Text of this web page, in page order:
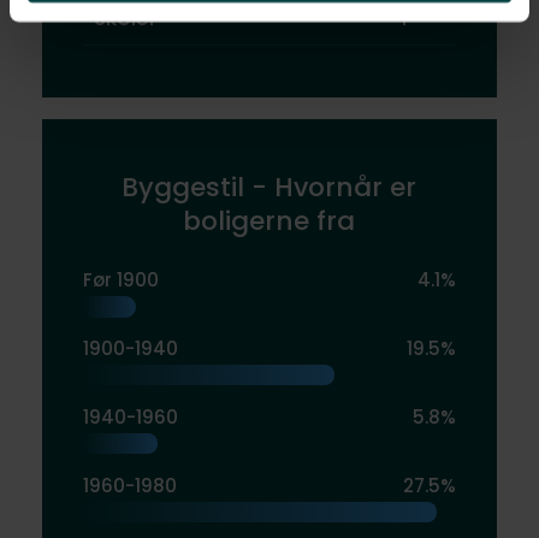
Skoler
1
Byggestil - Hvornår er
boligerne fra
Før 1900 4.1%
1900-1940 19.5%
1940-1960 5.8%
1960-1980 27.5%